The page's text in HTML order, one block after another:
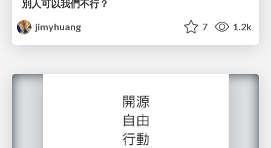
別人可以我們不行？
jimyhuang
7 1.2k